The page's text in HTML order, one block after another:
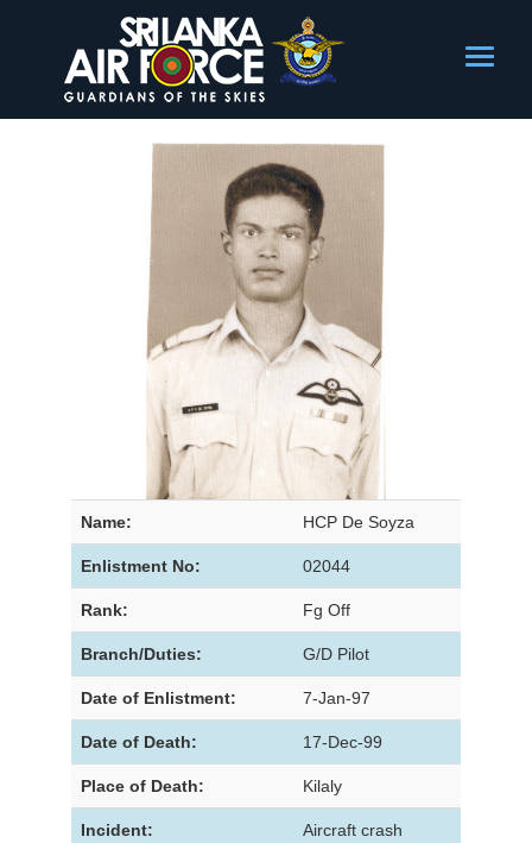
Name: HCP De Soyza
Enlistment No: 02044
Rank: Fg Off
Branch/Duties: G/D Pilot
Date of Enlistment: 7-Jan-97
Date of Death: 17-Dec-99
Place of Death: Kilaly
Incident: Aircraft crash